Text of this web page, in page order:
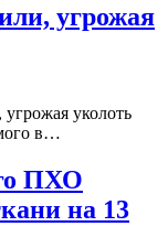
угрожая
уколоть
в…
ПХО
на 13